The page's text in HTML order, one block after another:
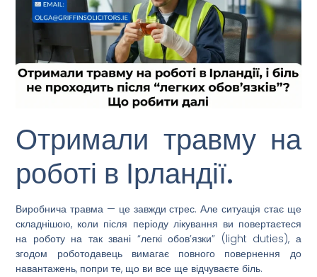
Отримали травму на
роботі в Ірландії.
Виробнича травма — це завжди стрес. Але ситуація стає ще
складнішою, коли після періоду лікування ви повертаєтеся
на роботу на так звані “легкі обов’язки” (light duties), а
згодом роботодавець вимагає повного повернення до
навантажень, попри те, що ви все ще відчуваєте біль.